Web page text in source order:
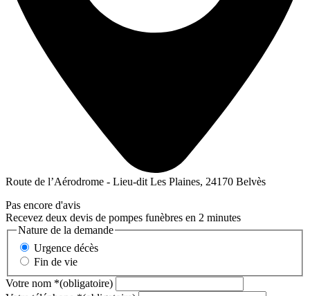
Route de l’Aérodrome - Lieu-dit Les Plaines, 24170 Belvès
Pas encore d'avis
Recevez deux devis de pompes funèbres en 2 minutes
Nature de la demande
Urgence décès
Fin de vie
Votre nom *(obligatoire)